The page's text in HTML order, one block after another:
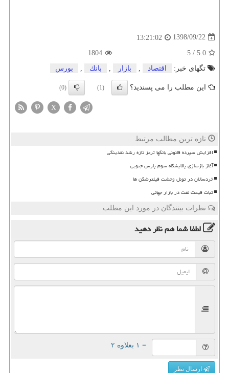
1398/09/22
13:21:02
5.0
/
5
1804
تگهای خبر:
اقتصاد بازار بانك بورس
این مطلب را می پسندید؟ (1)
(0)
X
تازه ترین مطالب مرتبط
افزایش سپرده قانونی بانکها ترمز تازه رشد نقدینگی
آغاز بازسازی پالایشگاه سوم پارس جنوبی
خردسالان در تونل وحشت فیلترشکن ها
ثبات قیمت نفت در بازار جهانی
نظرات بینندگان در مورد این مطلب
لطفا شما همنظر دهید
= ۱ بعلاوه ۲
ارسال نظر